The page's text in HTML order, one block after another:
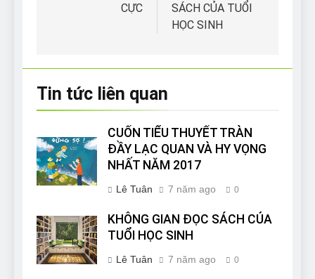
CỰC
SÁCH CỦA TUỔI
HỌC SINH
Tin tức liên quan
CUỐN TIỂU THUYẾT TRÀN
ĐẦY LẠC QUAN VÀ HY VỌNG
NHẤT NĂM 2017
Lê Tuân 7 năm ago 0
KHÔNG GIAN ĐỌC SÁCH CỦA
TUỔI HỌC SINH
Lê Tuân 7 năm ago 0